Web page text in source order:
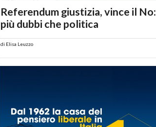
Referendum giustizia, vince il No:
più dubbi che politica
di Elisa Leuzzo